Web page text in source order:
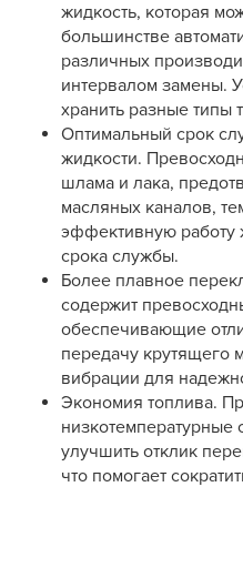
жидкость, которая
большинстве
различных
интервалом замены.
хранить разные типы
Оптимальный срок
жидкости.
шлама и лака,
масляных каналов,
эффективную работу
срока службы.
Более плавное
содержит
обеспечивающие
передачу крутящего
вибрации для
Экономия топлива.
низкотемпературные
улучшить отклик
что помогает